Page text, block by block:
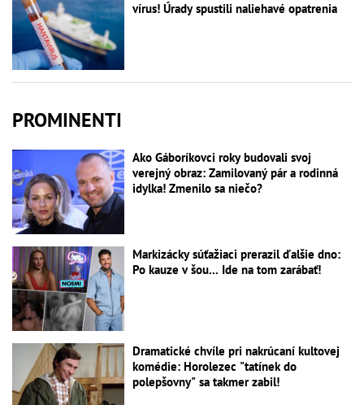
vírus! Úrady spustili naliehavé opatrenia
PROMINENTI
Ako Gáboríkovci roky budovali svoj
verejný obraz: Zamilovaný pár a rodinná
idylka! Zmenilo sa niečo?
Markizácky súťažiaci prerazil ďalšie dno:
Po kauze v šou... Ide na tom zarábať!
Dramatické chvíle pri nakrúcaní kultovej
komédie: Horolezec "tatínek do
polepšovny" sa takmer zabil!